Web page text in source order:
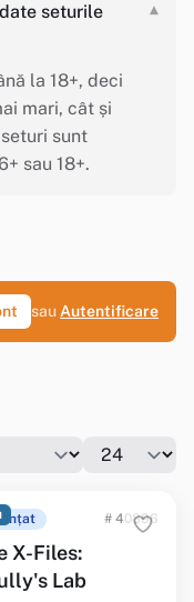
seturile
▾
la 18+, deci
mari, cât și
sunt
sau 18+.
sau Autentificare
# 40896
X-Files:
Lab